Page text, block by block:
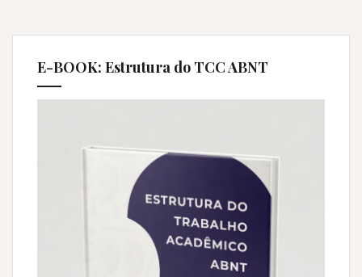
E-BOOK: Estrutura do TCC ABNT